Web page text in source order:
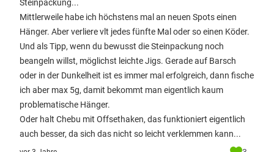
Steinpackung...
Mittlerweile habe ich höchstens mal an neuen Spots einen
Hänger. Aber verliere vlt jedes fünfte Mal oder so einen Köder.
Und als Tipp, wenn du bewusst die Steinpackung noch
beangeln willst, möglichst leichte Jigs. Gerade auf Barsch
oder in der Dunkelheit ist es immer mal erfolgreich, dann fische
ich aber max 5g, damit bekommt man eigentlich kaum
problematische Hänger.
Oder halt Chebu mit Offsethaken, das funktioniert eigentlich
auch besser, da sich das nicht so leicht verklemmen kann...